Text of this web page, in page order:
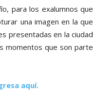
para los exalumnos que
una imagen en la que
presentadas en la ciudad
momentos que son parte
aquí.